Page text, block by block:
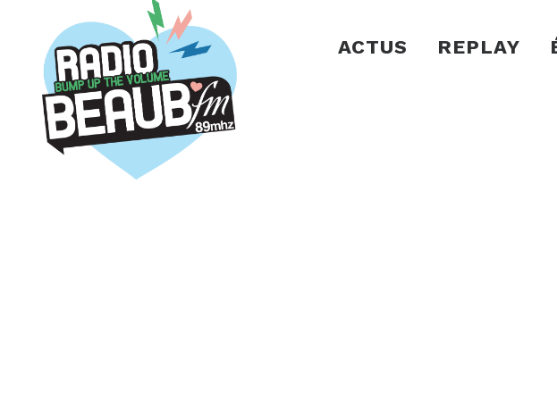
Panneau de gestion des cookies
ACTUS REPLAY